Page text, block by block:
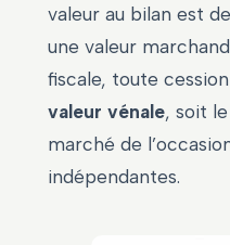
valeur au bilan est
une valeur
fiscale, toute
valeur vénale, soit
marché de
indépendantes.